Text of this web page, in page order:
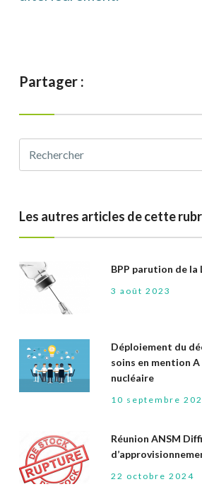
Partager :
Les autres articles de cette
BPP parution de la
3 août 2023
Déploiement du
soins en mention
nucléaire
10 septembre
Réunion ANSM
22 octobre 2024